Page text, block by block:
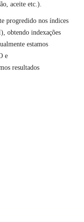
aceite etc.).
progredido nos índices
obtendo indexações
estamos
e
resultados